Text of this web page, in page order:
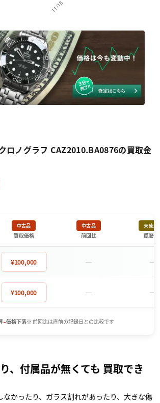
ロノグラフ CAZ2010.BA0876の買取金
中古品
買取価格
中古品
前回比
未使用
買取価
¥100,000 － －
¥100,000 － －
-価格下落※ 前回比は直前の記録日との比較です
、付属品が無くても 買取でき
なかったり、ガラス割れがあったり、大きな傷